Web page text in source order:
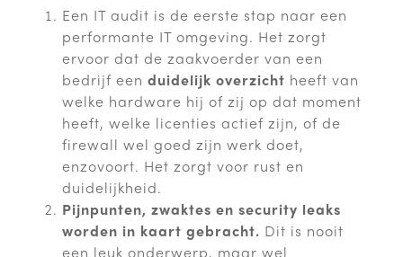
Een IT audit is de eerste stap naar een
performante IT omgeving. Het zorgt
ervoor dat de zaakvoerder van een
bedrijf een duidelijk overzicht heeft van
welke hardware hij of zij op dat moment
heeft, welke licenties actief zijn, of de
firewall wel goed zijn werk doet,
enzovoort. Het zorgt voor rust en
duidelijkheid.
Pijnpunten, zwaktes en security leaks
worden in kaart gebracht. Dit is nooit
een leuk onderwerp, maar wel